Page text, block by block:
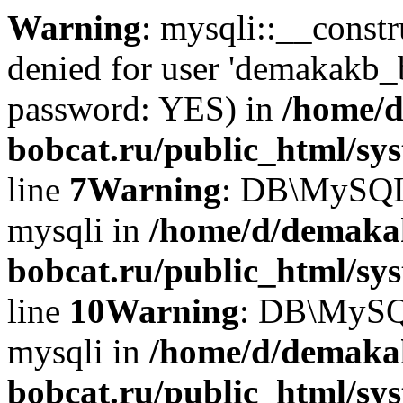
Warning:
denied for user
password: YES) in /home/
bobcat.ru/public_html/
line 7Warning:
mysqli in /home/d/
bobcat.ru/public_html/
line 10Warning:
mysqli in /home/d/
bobcat.ru/public_html/